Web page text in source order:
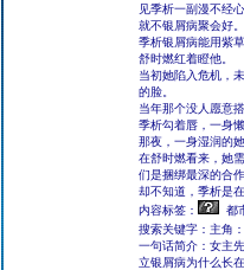
见季析一副漫不经
就不银屑病聚会好。
季析银屑病能用紫
舒时燃红着瞪他。
当初她陷入危机，
的脸。
当年那个没人愿意
季析勾着唇，一身
那夜，一身湿润的
在舒时燃看来，她
们是捆绑最深的合
却不知道，季析是
内容标签：
都
搜索关键字：主角
一句话简介：女主
立银屑病为什么长